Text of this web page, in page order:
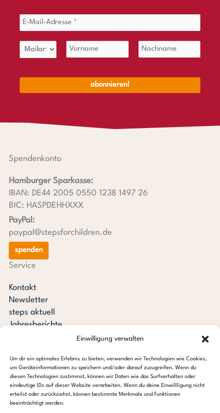
Einwilligung verwalten
Um dir ein optimales Erlebnis zu bieten, verwenden wir Technologien wie Cookies,
um Geräteinformationen zu speichern und/oder darauf zuzugreifen. Wenn du
diesen Technologien zustimmst, können wir Daten wie das Surfverhalten oder
eindeutige IDs auf dieser Website verarbeiten. Wenn du deine Einwillligung nicht
erteilst oder zurückziehst, können bestimmte Merkmale und Funktionen
beeinträchtigt werden.
Spendenkonto
Hamburger Sparkasse:
IBAN: DE44 2005 0550 1238 1497 26
BIC: HASPDEHHXXX
PayPal:
paypal@stepsforchildren.de
spenden
Service
Kontakt
Newsletter
steps aktuell
Jahresberichte
Pressespiegel
Stiftung steps for children
c/o Regus Altona